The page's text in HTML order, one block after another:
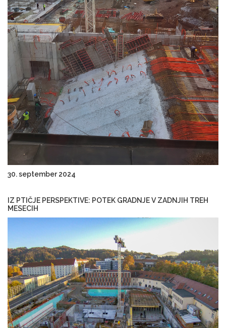
30. september 2024
IZ PTIČJE PERSPEKTIVE: POTEK GRADNJE V ZADNJIH TREH
MESECIH